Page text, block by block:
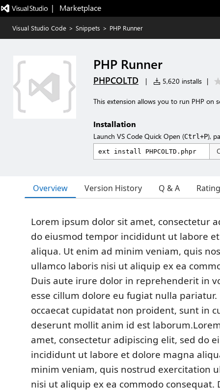
|   Marketplace
Visual Studio Code > Snippets > PHP Runner
PHP Runner
PHPCOLTD | 5,620 installs |
This extension allows you to run PHP on
Installation
Launch VS Code Quick Open (Ctrl+P),
Overview Version History Q & A
Lorem ipsum dolor sit amet, consectetur
do eiusmod tempor incididunt ut labore
aliqua. Ut enim ad minim veniam, quis
ullamco laboris nisi ut aliquip ex ea
Duis aute irure dolor in reprehenderit in
esse cillum dolore eu fugiat nulla pariatur.
occaecat cupidatat non proident, sunt in
deserunt mollit anim id est
amet, consectetur adipiscing elit, sed do
incididunt ut labore et dolore magna
minim veniam, quis nostrud exercitation
nisi ut aliquip ex ea commodo consequat.